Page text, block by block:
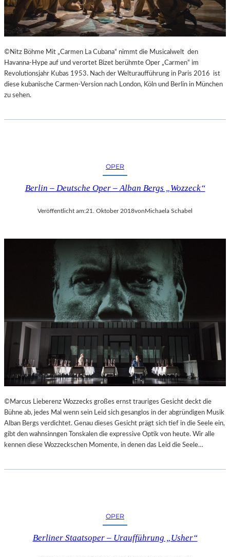
S
S
I
N
E
N
I
E
N
R
©Nitz Böhme Mit „Carmen La Cubana“ nimmt die Musicalwelt den
Havanna-Hype auf und verortet Bizet berühmte Oper „Carmen“ im
Revolutionsjahr Kubas 1953. Nach der Welturaufführung in Paris 2016 ist
diese kubanische Carmen-Version nach London, Köln und Berlin in München
zu sehen.
OPER
Berlin – Deutsche Oper – Alban Bergs „Wozzeck“
Veröffentlicht am:21. Oktober 2018vonMichaela Schabel
©Marcus Lieberenz Wozzecks großes ernst trauriges Gesicht deckt die
Bühne ab, jedes Mal wenn sein Leid sich gesanglos in der abgründigen Musik
Alban Bergs verdichtet. Genau dieses Gesicht prägt sich tief in die Seele ein,
gibt den wahnsinngen Tonskalen die expressive Optik von heute. Wir alle
kennen diese Wozzeckschen Momente, in denen das Leid die Seele…
OPER
Berliner Staatsoper – Uraufführung „Usher“